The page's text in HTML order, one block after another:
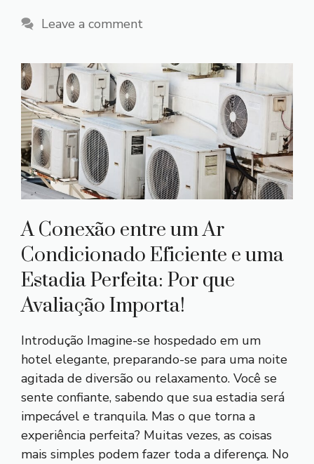
Leave a comment
A Conexão entre um Ar
Condicionado Eficiente e uma
Estadia Perfeita: Por que
Avaliação Importa!
Introdução Imagine-se hospedado em um
hotel elegante, preparando-se para uma noite
agitada de diversão ou relaxamento. Você se
sente confiante, sabendo que sua estadia será
impecável e tranquila. Mas o que torna a
experiência perfeita? Muitas vezes, as coisas
mais simples podem fazer toda a diferença. No